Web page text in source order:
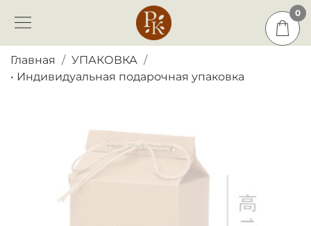
0
Главная
УПАКОВКА
• Индивидуальная подарочная упаковка
0